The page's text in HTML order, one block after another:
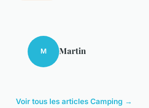
M Martin
Voir tous les articles Camping →